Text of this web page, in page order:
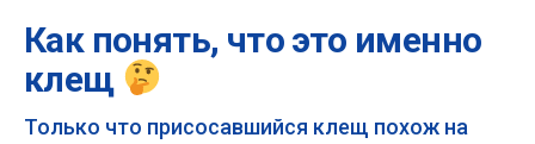
Как понять, что это именно
клещ
Только что присосавшийся клещ похож на